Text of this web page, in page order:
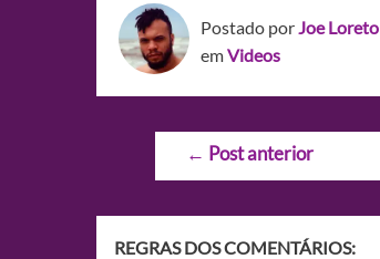
Postado porJoe Loreto
emVideos
Navegação
← Post anterior
REGRAS DOS COMENTÁRIOS: